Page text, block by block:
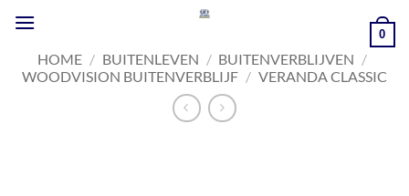
naar
inhoud
0
HOME / BUITENLEVEN / BUITENVERBLIJVEN /
WOODVISION BUITENVERBLIJF / VERANDA CLASSIC